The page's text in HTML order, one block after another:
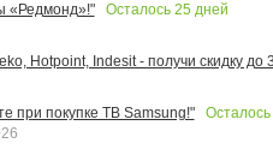
«Редмонд»!" Осталось 25 дней
Hotpoint, Indesit - получи скидку до
при покупке ТВ Samsung!" Осталось